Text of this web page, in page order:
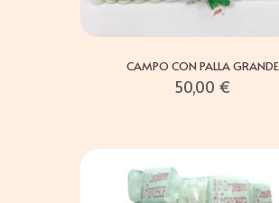
CAMPO CON PALLA GRANDE
50,00 €